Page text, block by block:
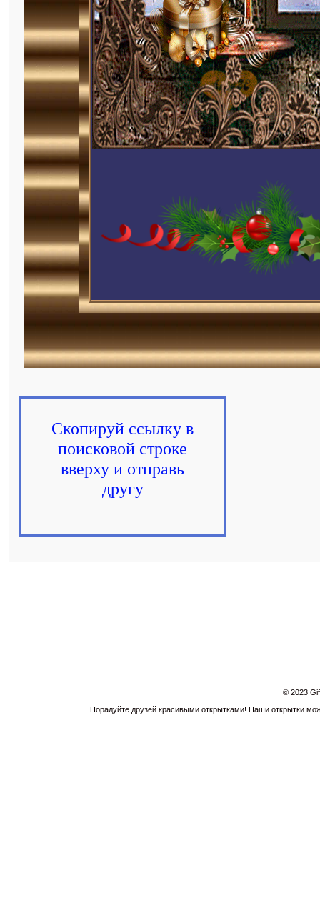
Скопируй ссылку в
поисковой строке
вверху и отправь
другу
© 2023
Порадуйте друзей красивыми открытками! Наши открытки